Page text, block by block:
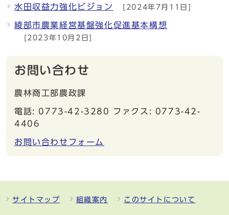
水田収益力強化ビジョン [2024年7月11日]
綾部市農業経営基盤強化促進基本構想
[2023年10月2日]
お問い合わせ
農林商工部農政課
電話: 0773-42-3280 ファクス: 0773-42-
4406
お問い合わせフォーム
サイトマップ 組織案内 このサイトについて